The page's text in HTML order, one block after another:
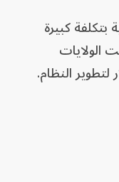
بتكلفة كبيرة
الولايات